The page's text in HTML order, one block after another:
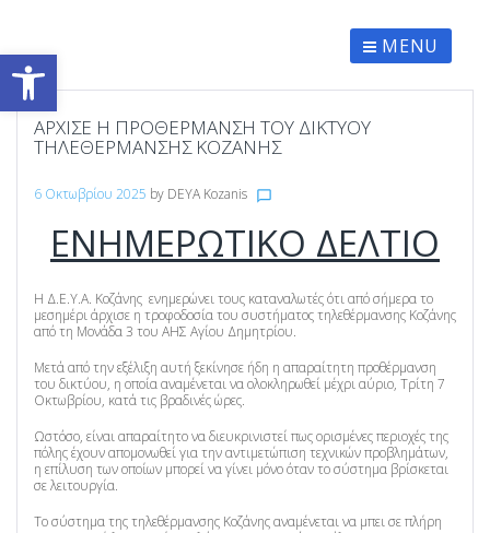
Ανοίξτε τη γραμμή εργαλείων MENU
ΆΡΧΙΣΕ Η ΠΡΟΘΈΡΜΑΝΣΗ ΤΟΥ ΔΙΚΤΎΟΥ
ΤΗΛΕΘΈΡΜΑΝΣΗΣ ΚΟΖΆΝΗΣ
6 Οκτωβρίου 2025 by DEYA Kozanis chat_bubble_outline
ΕΝΗΜΕΡΩΤΙΚΟ ΔΕΛΤΙΟ
Η Δ.Ε.Υ.Α. Κοζάνης ενημερώνει τους καταναλωτές ότι από σήμερα το
μεσημέρι άρχισε η τροφοδοσία του συστήματος τηλεθέρμανσης Κοζάνης
από τη Μονάδα 3 του ΑΗΣ Αγίου Δημητρίου.
Μετά από την εξέλιξη αυτή ξεκίνησε ήδη η απαραίτητη προθέρμανση
του δικτύου, η οποία αναμένεται να ολοκληρωθεί μέχρι αύριο, Τρίτη 7
Οκτωβρίου, κατά τις βραδινές ώρες.
Ωστόσο, είναι απαραίτητο να διευκρινιστεί πως ορισμένες περιοχές της
πόλης έχουν απομονωθεί για την αντιμετώπιση τεχνικών προβλημάτων,
η επίλυση των οποίων μπορεί να γίνει μόνο όταν το σύστημα βρίσκεται
σε λειτουργία.
Το σύστημα της τηλεθέρμανσης Κοζάνης αναμένεται να μπει σε πλήρη